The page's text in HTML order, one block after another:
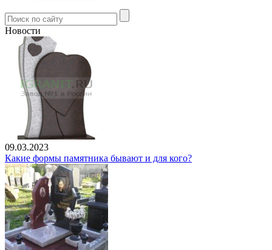
Новости
09.03.2023
Какие формы памятника бывают и для кого?